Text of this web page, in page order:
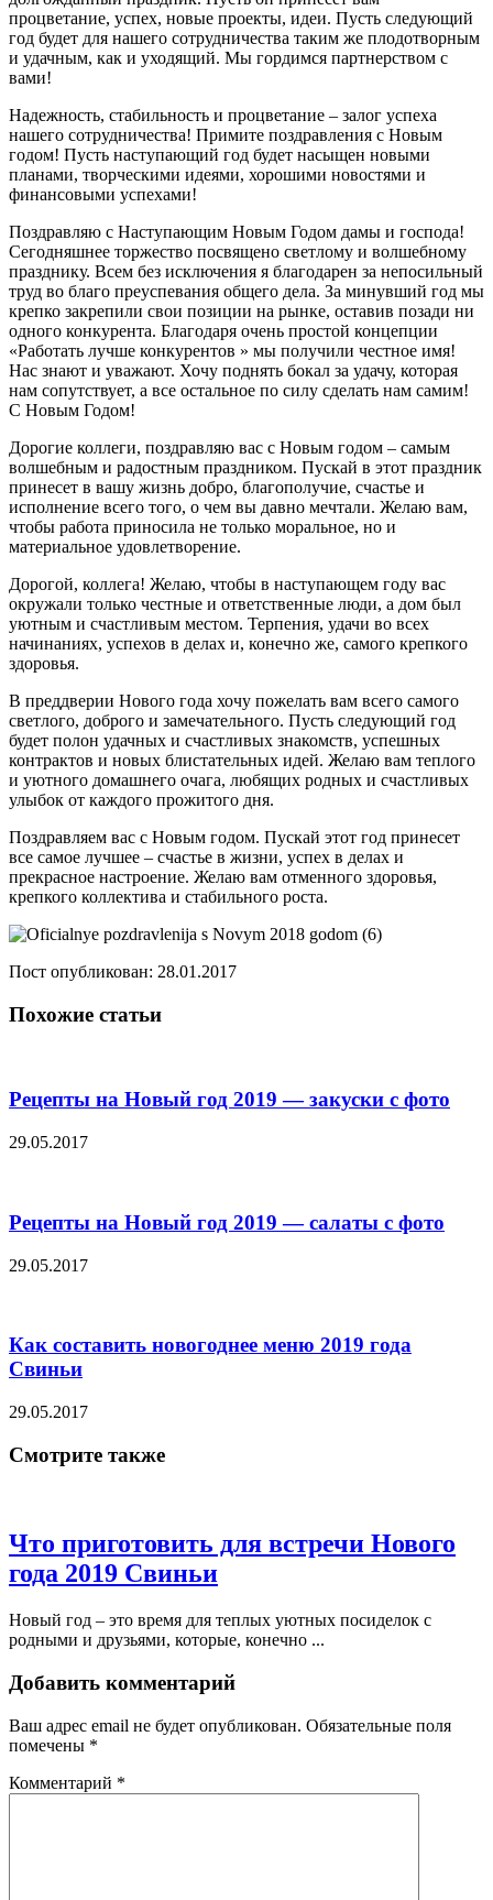
процветание, успех, новые проекты, идеи. Пусть следующий
год будет для нашего сотрудничества таким же плодотворным
и удачным, как и уходящий. Мы гордимся партнерством с
вами!
Надежность, стабильность и процветание – залог успеха
нашего сотрудничества! Примите поздравления с Новым
годом! Пусть наступающий год будет насыщен новыми
планами, творческими идеями, хорошими новостями и
финансовыми успехами!
Поздравляю с Наступающим Новым Годом дамы и господа!
Сегодняшнее торжество посвящено светлому и волшебному
празднику. Всем без исключения я благодарен за непосильный
труд во благо преуспевания общего дела. За минувший год мы
крепко закрепили свои позиции на рынке, оставив позади ни
одного конкурента. Благодаря очень простой концепции
«Работать лучше конкурентов » мы получили честное имя!
Нас знают и уважают. Хочу поднять бокал за удачу, которая
нам сопутствует, а все остальное по силу сделать нам самим!
С Новым Годом!
Дорогие коллеги, поздравляю вас с Новым годом – самым
волшебным и радостным праздником. Пускай в этот праздник
принесет в вашу жизнь добро, благополучие, счастье и
исполнение всего того, о чем вы давно мечтали. Желаю вам,
чтобы работа приносила не только моральное, но и
материальное удовлетворение.
Дорогой, коллега! Желаю, чтобы в наступающем году вас
окружали только честные и ответственные люди, а дом был
уютным и счастливым местом. Терпения, удачи во всех
начинаниях, успехов в делах и, конечно же, самого крепкого
здоровья.
В преддверии Нового года хочу пожелать вам всего самого
светлого, доброго и замечательного. Пусть следующий год
будет полон удачных и счастливых знакомств, успешных
контрактов и новых блистательных идей. Желаю вам теплого
и уютного домашнего очага, любящих родных и счастливых
улыбок от каждого прожитого дня.
Поздравляем вас с Новым годом. Пускай этот год принесет
все самое лучшее – счастье в жизни, успех в делах и
прекрасное настроение. Желаю вам отменного здоровья,
крепкого коллектива и стабильного роста.
Пост опубликован: 28.01.2017
Похожие статьи
Рецепты на Новый год 2019 — закуски с фото
29.05.2017
Рецепты на Новый год 2019 — салаты с фото
29.05.2017
Как составить новогоднее меню 2019 года
Свиньи
29.05.2017
Смотрите также
Что приготовить для встречи Нового
года 2019 Свиньи
Новый год – это время для теплых уютных посиделок с
родными и друзьями, которые, конечно ...
Добавить комментарий
Ваш адрес email не будет опубликован. Обязательные поля
помечены *
Комментарий *